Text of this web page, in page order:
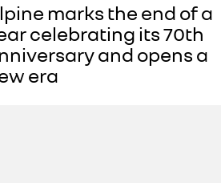
marks the end of a
celebrating its 70th
and opens a
era